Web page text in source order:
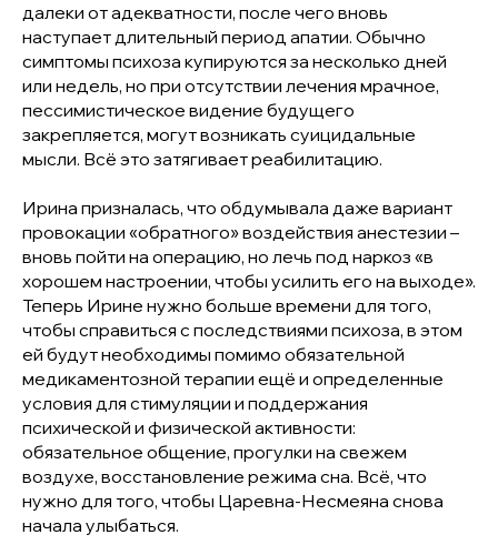
далеки от адекватности, после чего вновь
наступает длительный период апатии. Обычно
симптомы психоза купируются за несколько дней
или недель, но при отсутствии лечения мрачное,
пессимистическое видение будущего
закрепляется, могут возникать суицидальные
мысли. Всё это затягивает реабилитацию.
Ирина призналась, что обдумывала даже вариант
провокации «обратного» воздействия анестезии –
вновь пойти на операцию, но лечь под наркоз «в
хорошем настроении, чтобы усилить его на выходе».
Теперь Ирине нужно больше времени для того,
чтобы справиться с последствиями психоза, в этом
ей будут необходимы помимо обязательной
медикаментозной терапии ещё и определенные
условия для стимуляции и поддержания
психической и физической активности:
обязательное общение, прогулки на свежем
воздухе, восстановление режима сна. Всё, что
нужно для того, чтобы Царевна-Несмеяна снова
начала улыбаться.